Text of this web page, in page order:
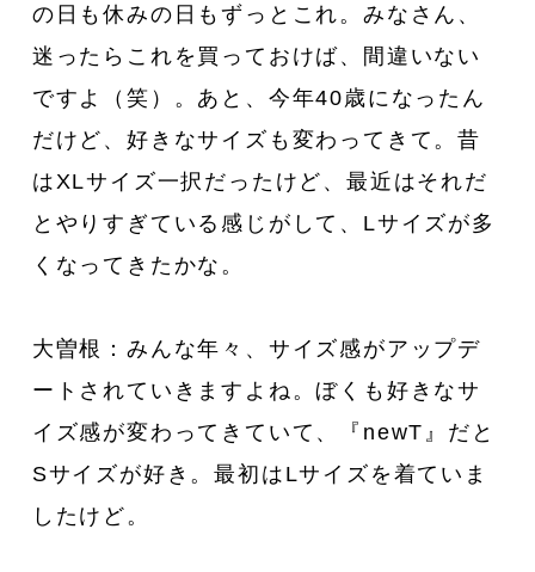
の日も休みの日もずっとこれ。みなさん、
迷ったらこれを買っておけば、間違いない
ですよ（笑）。あと、今年40歳になったん
だけど、好きなサイズも変わってきて。昔
はXLサイズ一択だったけど、最近はそれだ
とやりすぎている感じがして、Lサイズが多
くなってきたかな。
大曽根：みんな年々、サイズ感がアップデ
ートされていきますよね。ぼくも好きなサ
イズ感が変わってきていて、『newT』だと
Sサイズが好き。最初はLサイズを着ていま
したけど。